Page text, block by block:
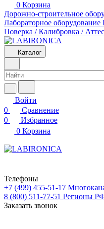
0 Корзина
Дорожно-строительное
Лабораторное оборудование
Поверка / Калибровка /
Каталог
Войти
0
Сравнение
0
Избранное
0 Корзина
Телефоны
+7 (499) 455-51-17
8 (800) 511-77-51 Регионы
Заказать звонок